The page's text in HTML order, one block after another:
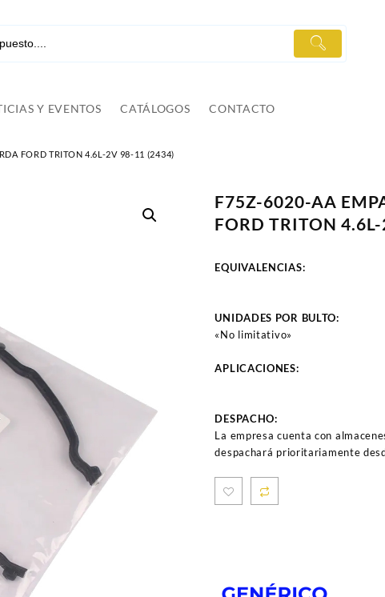
Y EVENTOS CATÁLOGOS CONTACTO
FORD TRITON 4.6L-2V 98-11 (2434)
F75Z-6020-AA
FORD TRITON
EQUIVALENCIAS:
UNIDADES POR BULTO:
«No limitativo»
APLICACIONES:
DESPACHO:
La empresa cuenta con
despachará prioritariamente